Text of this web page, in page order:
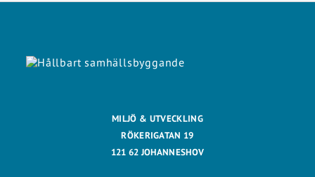
MILJÖ & UTVECKLING
RÖKERIGATAN 19
121 62 JOHANNESHOV